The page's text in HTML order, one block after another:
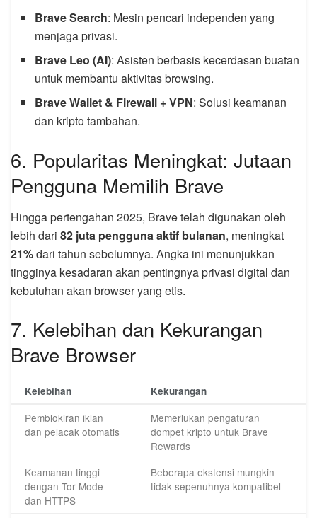
Brave Search: Mesin pencari independen yang
menjaga privasi.
Brave Leo (AI): Asisten berbasis kecerdasan buatan
untuk membantu aktivitas browsing.
Brave Wallet & Firewall + VPN: Solusi keamanan
dan kripto tambahan.
6. Popularitas Meningkat: Jutaan
Pengguna Memilih Brave
Hingga pertengahan 2025, Brave telah digunakan oleh
lebih dari 82 juta pengguna aktif bulanan, meningkat
21%dari tahun sebelumnya. Angka ini menunjukkan
tingginya kesadaran akan pentingnya privasi digital dan
kebutuhan akan browser yang etis.
7. Kelebihan dan Kekurangan
Brave Browser
Kelebihan Kekurangan
Pemblokiran iklan
dan pelacak otomatis
Memerlukan pengaturan
dompet kripto untuk Brave
Rewards
Keamanan tinggi
dengan Tor Mode
dan HTTPS
Beberapa ekstensi mungkin
tidak sepenuhnya kompatibel